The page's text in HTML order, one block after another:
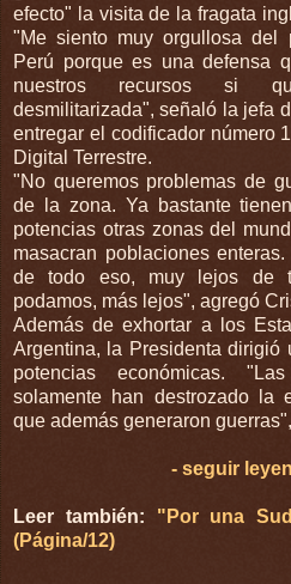
efecto" la visita de la fragata
"Me siento muy orgullosa del
Perú porque es una defensa
nuestros recursos si
desmilitarizada", señaló la jefa
entregar el codificador número
Digital Terrestre.
"No queremos problemas de
de la zona. Ya bastante
potencias otras zonas del
masacran poblaciones
de todo eso, muy lejos de
podamos, más lejos", agregó
Además de exhortar a los
Argentina, la Presidenta dirigió
potencias económicas.
solamente han destrozado la
que además generaron
- seguir
Leer también: "Por una
(Página/12)